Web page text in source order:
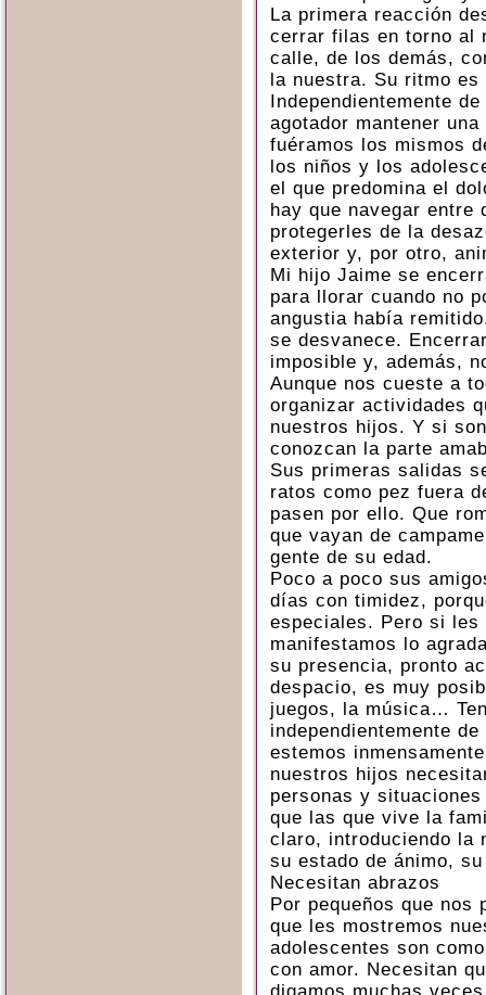
La primera reacción
cerrar filas en torno al
calle, de los demás,
la nuestra. Su ritmo
Independientemente
agotador mantener
fuéramos los mismos
los niños y los
el que predomina el
hay que navegar entre
protegerles de la
exterior y, por otro,
Mi hijo Jaime se
para llorar cuando no
angustia había
se desvanece.
imposible y, además,
Aunque nos cueste a
organizar actividades
nuestros hijos. Y si
conozcan la parte
Sus primeras salidas
ratos como pez fuera
pasen por ello. Que
que vayan de
gente de su edad.
Poco a poco sus
días con timidez,
especiales. Pero si
manifestamos lo
su presencia, pronto
despacio, es muy
juegos, la música…
independientemente
estemos
nuestros hijos
personas y
que las que vive la
claro, introduciendo la
su estado de ánimo,
Necesitan abrazos
Por pequeños que
que les mostremos
adolescentes son
con amor. Necesitan